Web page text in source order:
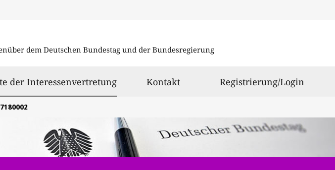
dem Deutschen Bundestag und der Bundesregierung
der Interessenvertretungausgewählt
Kontakt Registrierung/Login